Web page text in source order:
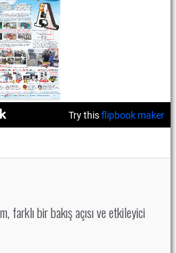
farklı bir bakış açısı ve etkileyici